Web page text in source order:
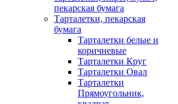
пекарская бумага
Тарталетки, пекарская
бумага
Тарталетки белые и
коричневые
Тарталетки Круг
Тарталетки Овал
Тарталетки
Прямоугольник,